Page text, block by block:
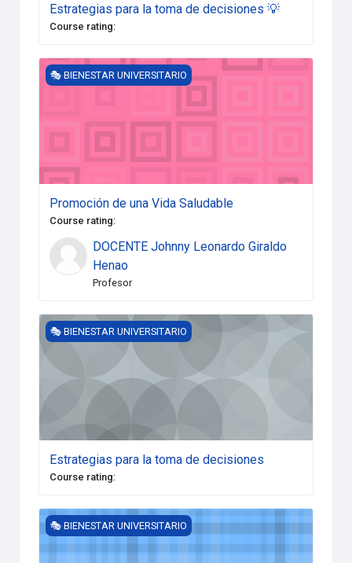
Estrategias para la toma de decisiones 💡
Course rating:
Promoción de una Vida Saludable
🎭 BIENESTAR UNIVERSITARIO
Promoción de una Vida Saludable
Course rating:
DOCENTE Johnny Leonardo Giraldo
Henao
Profesor
Estrategias para la toma de decisiones
🎭 BIENESTAR UNIVERSITARIO
Estrategias para la toma de decisiones
Course rating:
Aulas con Sentido
🎭 BIENESTAR UNIVERSITARIO